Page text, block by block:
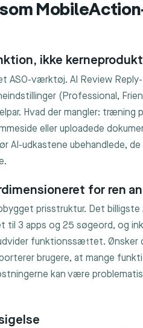
ikke kerneprodukt
ASO-værktøj. AI Review
(Professional,
Hvad der mangler: træning
eller uploadede
AI-udkastene ubehandlede, de
for ren
prisstruktur. Det
til 3 apps og 25 søgeord, og
funktionssættet. Ønsker
brugere, at mange
kan være